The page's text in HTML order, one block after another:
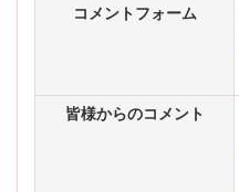
コメントフォーム
皆様からのコメント